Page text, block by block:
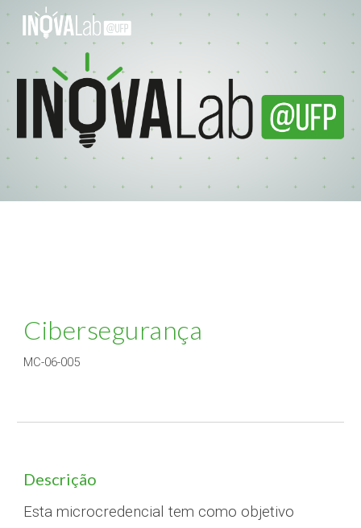
Skip to main content
Cibersegurança
MC-06-005
Descrição
Esta microcredencial tem como objetivo